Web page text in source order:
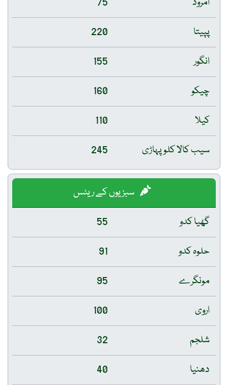
پپیتا
220
انگور
155
چیکو
160
کیلا
110
سیب کالا کلو پہاڑی
245
سبزیوں کے ریٹس
گھیا کدو
55
حلوہ کدو
91
مونگرے
95
اروی
100
شلجم
32
دھنیا
40